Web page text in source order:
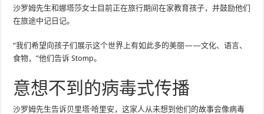
沙罗姆先生和娜塔莎女士目前正在旅行期间在家教育孩子，并鼓励他们
在旅途中记日记。
“我们希望向孩子们展示这个世界上有如此多的美丽——文化、语言、
食物，”他们告诉 Stomp。
意想不到的病毒式传播
沙罗姆先生告诉贝里塔·哈里安，这家人从未想到他们的故事会像病毒